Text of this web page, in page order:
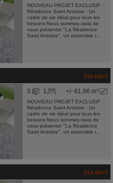
NOUVEAU PROJET EXCLUSIF :
Résidence Saint Antoine - Un
cadre de vie idéal pour tous les
besoins Nous sommes ravis de
vous présenter "La Résidence
Saint Antoine", un ensemble i...
215 600 €
+/- 61,66 m²
5 1
NOUVEAU PROJET EXCLUSIF :
Résidence Saint Antoine - Un
cadre de vie idéal pour tous les
besoins Nous sommes ravis de
vous présenter "La Résidence
Saint Antoine", un ensemble i...
214 400 €